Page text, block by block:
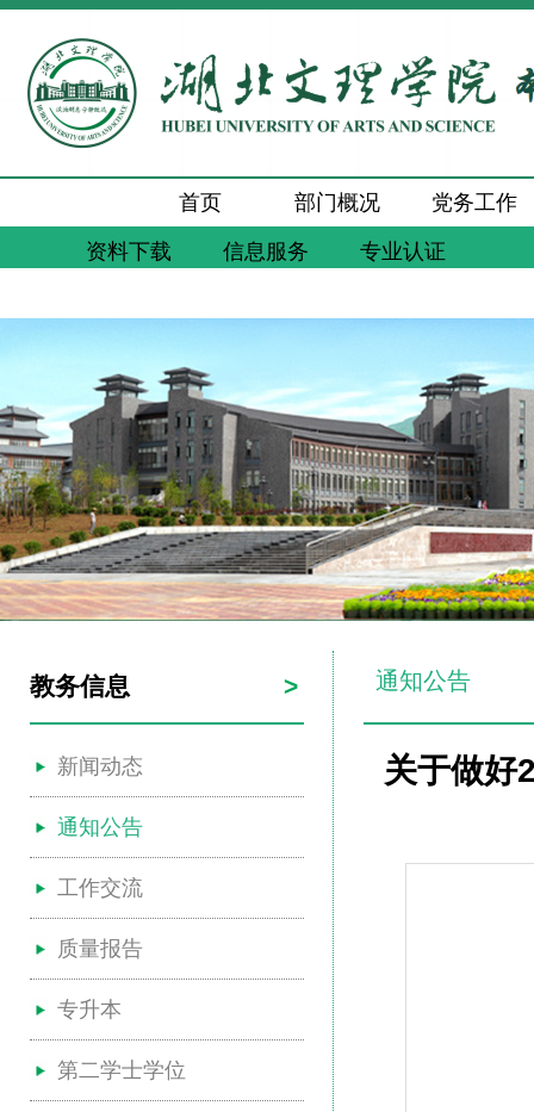
首页 部门概况 党务工作
资料下载 信息服务 专业认证
教务信息 >
新闻动态
通知公告
工作交流
质量报告
专升本
第二学士学位
通知公告
关于做好